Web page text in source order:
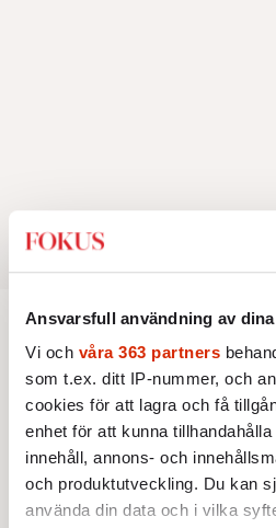
Ansvarsfull användning av
Vi och våra 363 partners
som t.ex. ditt IP-nummer, och
cookies för att lagra och få
enhet för att kunna
innehåll, annons- och
och produktutveckling. Du kan
använda din data och i vilka
KULTUR LIVSSTIL
Öst möter väst på
Centraleuropas
Den tjeckiska kurorten
år varit hem för